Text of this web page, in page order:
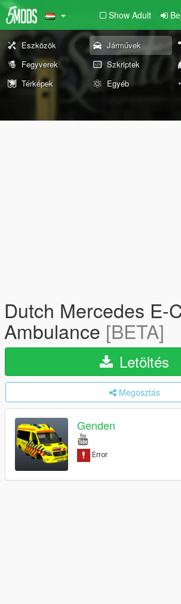
Show Adult
Eszközök Járművek
Fegyverek
Szkriptek
Térképek
Egyéb
Dutch Mercedes E-
Ambulance [BETA]
Letöltés
Megosztás
Genden